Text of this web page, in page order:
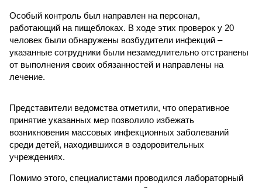
Особый контроль был направлен на персонал,
работающий на пищеблоках. В ходе этих проверок у 20
человек были обнаружены возбудители инфекций –
указанные сотрудники были незамедлительно отстранены
от выполнения своих обязанностей и направлены на
лечение.
Представители ведомства отметили, что оперативное
принятие указанных мер позволило избежать
возникновения массовых инфекционных заболеваний
среди детей, находившихся в оздоровительных
учреждениях.
Помимо этого, специалистами проводился лабораторный